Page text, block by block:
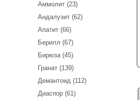
Аммолит (23)
Андалузит (62)
Апатит (66)
Берилл (67)
Бирюза (45)
Гранат (139)
Демантоид (112)
Диаспор (61)